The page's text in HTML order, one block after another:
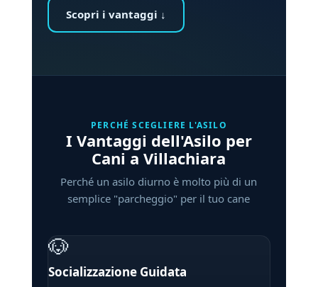
Scopri i vantaggi ↓
PERCHÉ SCEGLIERE L'ASILO
I Vantaggi dell'Asilo per
Cani a Villachiara
Perché un asilo diurno è molto più di un
semplice "parcheggio" per il tuo cane
🐶
Socializzazione Guidata